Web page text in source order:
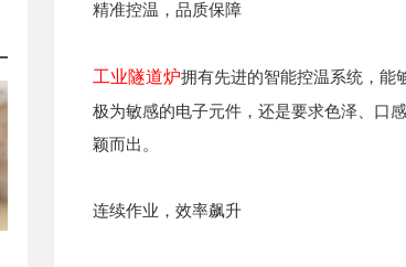
精准控温，品质保障
工业隧道炉拥有先进的智能控温系统，能
极为敏感的电子元件，还是要求色泽、口
颖而出。
连续作业，效率飙升